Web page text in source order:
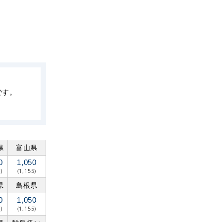
。
富山県
1,050
(1,155)
島根県
1,050
(1,155)